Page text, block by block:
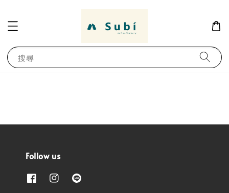
搜尋
Follow us